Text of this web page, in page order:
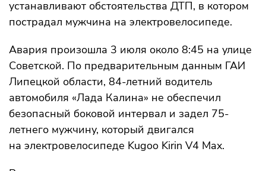
устанавливают обстоятельства ДТП, в котором
пострадал мужчина на электровелосипеде.
Авария произошла 3 июля около 8:45 на улице
Советской. По предварительным данным ГАИ
Липецкой области, 84-летний водитель
автомобиля «Лада Калина» не обеспечил
безопасный боковой интервал и задел 75-
летнего мужчину, который двигался
на электровелосипеде Kugoo Kirin V4 Max.